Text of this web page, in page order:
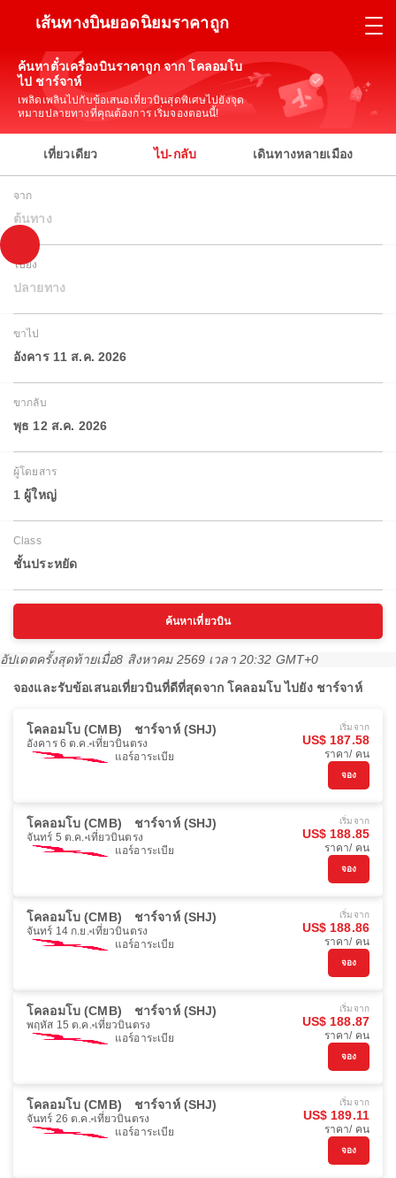
เส้นทางบินยอดนิยมราคาถูก
ค้นหาตั๋วเครื่องบินราคาถูก จาก โคลอมโบ
ไป ชาร์จาห์
เพลิดเพลินไปกับข้อเสนอเที่ยวบินสุดพิเศษไปยังจุด
หมายปลายทางที่คุณต้องการ เริ่มจองตอนนี้!
เที่ยวเดียว ไป-กลับ เดินทางหลายเมือง
จาก
ต้นทาง
ไปยัง
ปลายทาง
ขาไป
อังคาร 11 ส.ค. 2026
ขากลับ
พุธ 12 ส.ค. 2026
ผู้โดยสาร
1 ผู้ใหญ่
Class
ชั้นประหยัด
ค้นหาเที่ยวบิน
อัปเดตครั้งสุดท้ายเมื่อ8 สิงหาคม 2569 เวลา 20:32 GMT+0
จองและรับข้อเสนอเที่ยวบินที่ดีที่สุดจาก โคลอมโบ ไปยัง ชาร์จาห์
โคลอมโบ (CMB) ชาร์จาห์ (SHJ)
อังคาร 6 ต.ค. เที่ยวบินตรง
แอร์อาระเบีย
เริ่มจาก
US$ 187.58
ราคา/ คน
จอง
โคลอมโบ (CMB) ชาร์จาห์ (SHJ)
จันทร์ 5 ต.ค. เที่ยวบินตรง
แอร์อาระเบีย
เริ่มจาก
US$ 188.85
ราคา/ คน
จอง
โคลอมโบ (CMB) ชาร์จาห์ (SHJ)
จันทร์ 14 ก.ย. เที่ยวบินตรง
แอร์อาระเบีย
เริ่มจาก
US$ 188.86
ราคา/ คน
จอง
โคลอมโบ (CMB) ชาร์จาห์ (SHJ)
พฤหัส 15 ต.ค. เที่ยวบินตรง
แอร์อาระเบีย
เริ่มจาก
US$ 188.87
ราคา/ คน
จอง
โคลอมโบ (CMB) ชาร์จาห์ (SHJ)
จันทร์ 26 ต.ค. เที่ยวบินตรง
แอร์อาระเบีย
เริ่มจาก
US$ 189.11
ราคา/ คน
จอง